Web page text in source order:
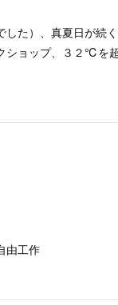
た）、真夏日が続
ショップ、３２℃を
由工作